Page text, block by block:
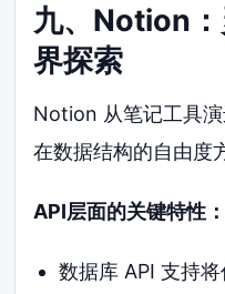
九、Notion：
界探索
Notion 从笔记工具
在数据结构的自由度
API层面的关键特性：
数据库 API 支持